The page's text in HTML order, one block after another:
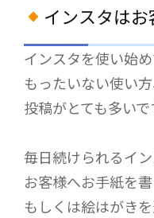
インスタは
インスタを使い始
もったいない使い
投稿がとても多いで
毎日続けられるイ
お客様へお手紙を
もしくは絵はがき